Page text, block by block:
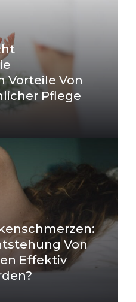
Vorteile Von
Pflege
Von
Effektiv